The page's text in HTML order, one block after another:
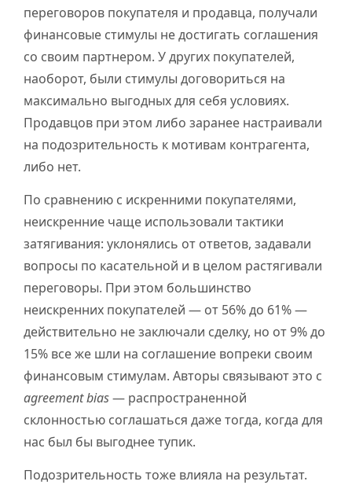
переговоров покупателя и продавца, получали
финансовые стимулы не достигать соглашения
со своим партнером. У других покупателей,
наоборот, были стимулы договориться на
максимально выгодных для себя условиях.
Продавцов при этом либо заранее настраивали
на подозрительность к мотивам контрагента,
либо нет.
По сравнению с искренними покупателями,
неискренние чаще использовали тактики
затягивания: уклонялись от ответов, задавали
вопросы по касательной и в целом растягивали
переговоры. При этом большинство
неискренних покупателей — от 56% до 61% —
действительно не заключали сделку, но от 9% до
15% все же шли на соглашение вопреки своим
финансовым стимулам. Авторы связывают это с
agreement bias— распространенной
склонностью соглашаться даже тогда, когда для
нас был бы выгоднее тупик.
Подозрительность тоже влияла на результат.